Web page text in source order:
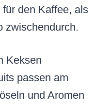
den Kaffee, als
zwischendurch.
Keksen
passen am
und Aromen